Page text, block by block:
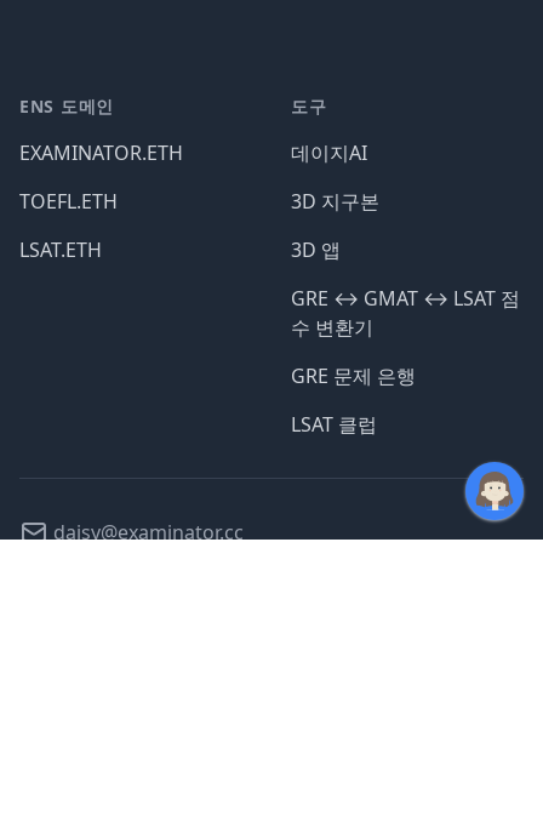
ENS 도메인
EXAMINATOR.ETH
TOEFL.ETH
LSAT.ETH
도구
데이지AI
3D 지구본
3D 앱
GRE ↔️ GMAT ↔️ LSAT 점
수 변환기
GRE 문제 은행
LSAT 클럽
daisy@examinator.cc